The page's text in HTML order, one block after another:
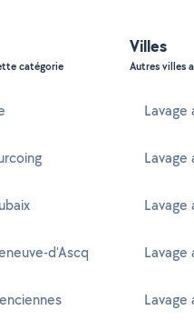
catégorie
d'Ascq
Villes
Autres villes
Lavage
Lavage
Lavage
Lavage
Lavage